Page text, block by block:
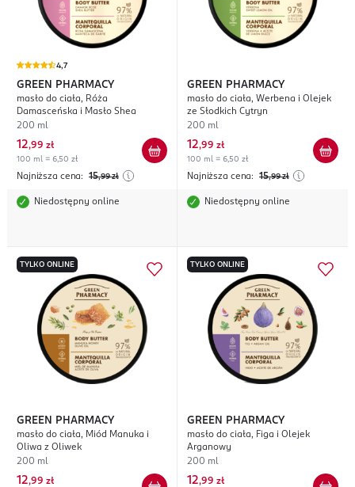
4,7
GREEN PHARMACY
masło do ciała, Róża
Damasceńska i Masło Shea
200 ml
12,99 zł
100 ml = 6,50 zł
Najniższa cena: 15,99 zł
Niedostępny online
GREEN PHARMACY
masło do ciała, Werbena i Olejek
ze Słodkich Cytryn
200 ml
12,99 zł
100 ml = 6,50 zł
Najniższa cena: 15,99 zł
Niedostępny online
TYLKO ONLINE
GREEN PHARMACY
masło do ciała, Miód Manuka i
Oliwa z Oliwek
200 ml
12,99 zł
TYLKO ONLINE
GREEN PHARMACY
masło do ciała, Figa i Olejek
Arganowy
200 ml
12,99 zł